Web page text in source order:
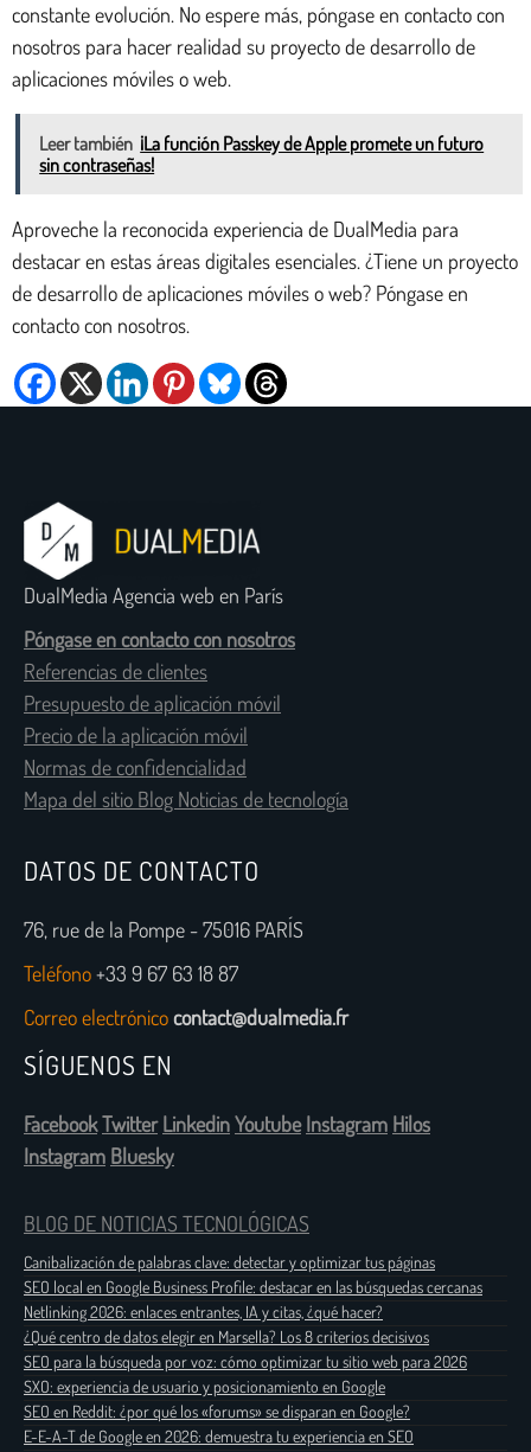
constante evolución. No espere más, póngase en contacto con
nosotros para hacer realidad su proyecto de desarrollo de
aplicaciones móviles o web.
Leer también ¡La función Passkey de Apple promete un futuro
sin contraseñas!
Aproveche la reconocida experiencia de DualMedia para
destacar en estas áreas digitales esenciales. ¿Tiene un proyecto
de desarrollo de aplicaciones móviles o web? Póngase en
contacto con nosotros.
DualMedia Agencia web en París
Póngase en contacto con nosotros
Referencias de clientes
Presupuesto de aplicación móvil
Precio de la aplicación móvil
Normas de confidencialidad
Mapa del sitio Blog Noticias de tecnología
DATOS DE CONTACTO
76, rue de la Pompe - 75016 PARÍS
Teléfono+33 9 67 63 18 87
Correo electrónicocontact@dualmedia.fr
SÍGUENOS EN
FacebookTwitter LinkedinYoutube Instagram Hilos
Instagram Bluesky
BLOG DE NOTICIAS TECNOLÓGICAS
Canibalización de palabras clave: detectar y optimizar tus páginas
SEO local en Google Business Profile: destacar en las búsquedas cercanas
Netlinking 2026: enlaces entrantes, IA y citas, ¿qué hacer?
¿Qué centro de datos elegir en Marsella? Los 8 criterios decisivos
SEO para la búsqueda por voz: cómo optimizar tu sitio web para 2026
SXO: experiencia de usuario y posicionamiento en Google
SEO en Reddit: ¿por qué los «forums» se disparan en Google?
E-E-A-T de Google en 2026: demuestra tu experiencia en SEO